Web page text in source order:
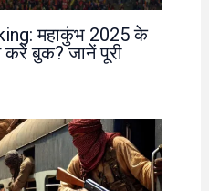
महाकुंभ 2025 के
बुक? जानें पूरी